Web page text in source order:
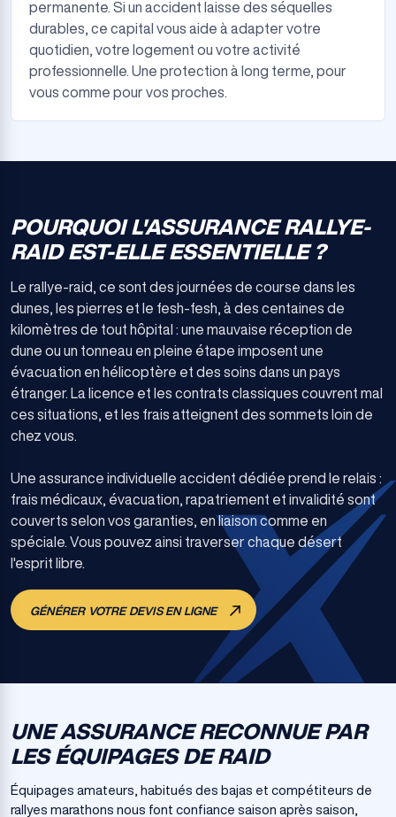
permanente. Si un accident laisse des séquelles
durables, ce capital vous aide à adapter votre
quotidien, votre logement ou votre activité
professionnelle. Une protection à long terme, pour
vous comme pour vos proches.
POURQUOI L'ASSURANCE RALLYE-
RAID EST-ELLE ESSENTIELLE ?
Le rallye-raid, ce sont des journées de course dans les
dunes, les pierres et le fesh-fesh, à des centaines de
kilomètres de tout hôpital : une mauvaise réception de
dune ou un tonneau en pleine étape imposent une
évacuation en hélicoptère et des soins dans un pays
étranger. La licence et les contrats classiques couvrent mal
ces situations, et les frais atteignent des sommets loin de
chez vous.
Une assurance individuelle accident dédiée prend le relais :
frais médicaux, évacuation, rapatriement et invalidité sont
couverts selon vos garanties, en liaison comme en
spéciale. Vous pouvez ainsi traverser chaque désert
l'esprit libre.
GÉNÉRER VOTRE DEVIS EN LIGNE
UNE ASSURANCE RECONNUE PAR
LES ÉQUIPAGES DE RAID
Équipages amateurs, habitués des bajas et compétiteurs de
rallyes marathons nous font confiance saison après saison,